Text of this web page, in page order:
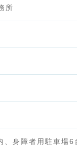
所
身障者用駐車場6